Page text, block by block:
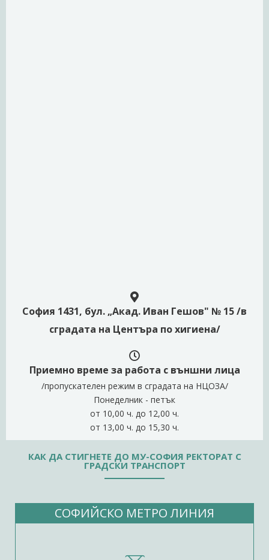
София 1431, бул. „Акад. Иван Гешов" № 15 /в
сградата на Центъра по хигиена/
Приемно време за работа с външни лица
/пропускателен режим в сградата на НЦОЗA/
Понеделник - петък
от 10,00 ч. до 12,00 ч.
от 13,00 ч. до 15,30 ч.
КАК ДА СТИГНЕТЕ ДО МУ-СОФИЯ РЕКТОРАТ С
ГРАДСКИ ТРАНСПОРТ
СОФИЙСКО МЕТРО ЛИНИЯ